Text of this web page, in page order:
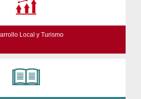
Local y Turismo